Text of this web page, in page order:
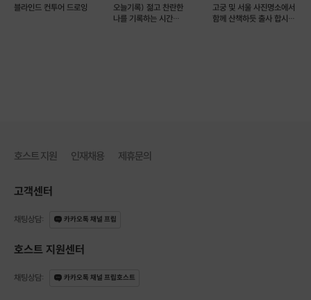
블라인드 컨투어 드로잉
오늘기록) 젊고 찬란한
나를 기록하는 시간
고궁 및 서울 사진명소에서
함께 산책하듯 출사 합시다
호스트 지원 인재채용 제휴문의
고객센터
채팅상담: 카카오톡 채널 프립
호스트 지원센터
채팅상담: 카카오톡 채널 프립호스트